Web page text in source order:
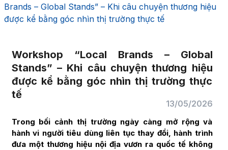
Brands – Global Stands” – Khi câu chuyện thương hiệu
được kể bằng góc nhìn thị trường thực tế
Workshop “Local Brands – Global
Stands” – Khi câu chuyện thương hiệu
được kể bằng góc nhìn thị trường thực
tế
13/05/2026
Trong bối cảnh thị trường ngày càng mở rộng và
hành vi người tiêu dùng liên tục thay đổi, hành trình
đưa một thương hiệu nội địa vươn ra quốc tế không